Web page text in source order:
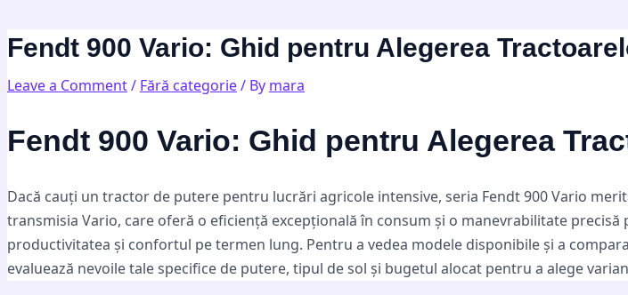
to
content
Fendt 900 Vario: Ghid pentru Alegerea
Leave a Comment/ Fără categorie/ By mara
Fendt 900 Vario: Ghid pentru Alegerea
Dacă cauți un tractor de putere pentru lucrări agricole intensive, seria Fendt 900 Vario
transmisia Vario, care oferă o eficiență excepțională în consum și o manevrabilitate
productivitatea și confortul pe termen lung. Pentru a vedea modele disponibile și a
evaluează nevoile tale specifice de putere, tipul de sol și bugetul alocat pentru a alege
navigation
here..